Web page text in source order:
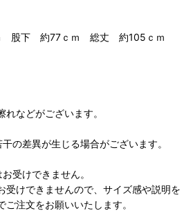
股下 約77ｃｍ 総丈 約105ｃｍ
などがございます。
の差異が生じる場合がございます。
受けできません。
受けできませんので、サイズ感や説明を
注文をお願いいたします。